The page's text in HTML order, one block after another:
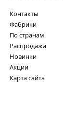
Контакты
Фабрики
По странам
Распродажа
Новинки
Акции
Карта сайта